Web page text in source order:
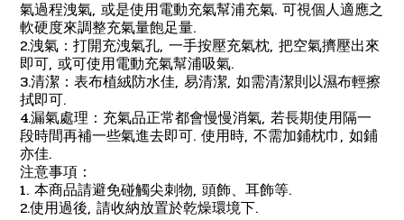
氣過程洩氣, 或是使用電動充氣幫浦充氣. 可視個人適應之
軟硬度來調整充氣量飽足量.
2.洩氣：打開充洩氣孔, 一手按壓充氣枕, 把空氣擠壓出來
即可, 或可使用電動充氣幫浦吸氣.
3.清潔：表布植絨防水佳, 易清潔, 如需清潔則以濕布輕擦
拭即可.
4.漏氣處理：充氣品正常都會慢慢消氣, 若長期使用隔一
段時間再補一些氣進去即可. 使用時, 不需加鋪枕巾, 如鋪
亦佳.
注意事項：
1. 本商品請避免碰觸尖刺物, 頭飾、耳飾等.
2.使用過後, 請收納放置於乾燥環境下.